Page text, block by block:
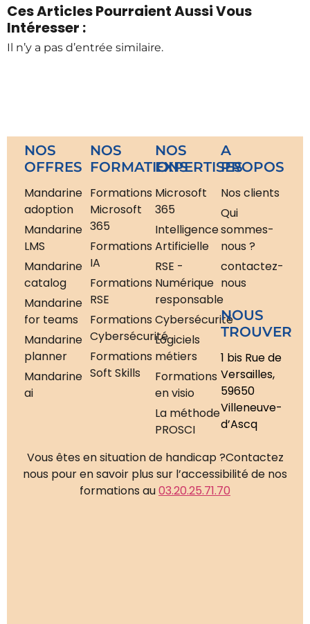
Ces Articles Pourraient Aussi Vous
Intéresser :
Il n’y a pas d’entrée similaire.
NOS
OFFRES
Mandarine
adoption
Mandarine
LMS
Mandarine
catalog
Mandarine
for teams
Mandarine
planner
Mandarine
ai
NOS
FORMATIONS
Formations
Microsoft
365
Formations
IA
Formations
RSE
Formations
Cybersécurité
Formations
Soft Skills
NOS
EXPERTISES
Microsoft
365
Intelligence
Artificielle
RSE -
Numérique
responsable
Cybersécurité
Logiciels
métiers
Formations
en visio
La méthode
PROSCI
A
PROPOS
Nos clients
Qui
sommes-
nous ?
contactez-
nous
NOUS
TROUVER
1 bis Rue de
Versailles,
59650
Villeneuve-
d’Ascq
Vous êtes en situation de handicap ?Contactez
nous pour en savoir plus sur l’accessibilité de nos
formations au03.20.25.71.70